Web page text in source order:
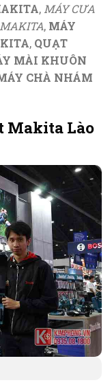
, MÁY CƯA
, MÁY
, QUẠT
MÀI KHUÔN
CHÀ NHÁM
Makita Lào